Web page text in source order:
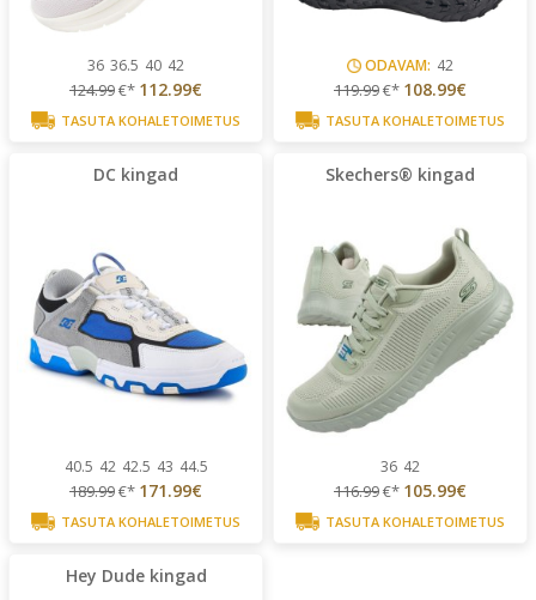
36 36.5 40 42
124.99€* 112.99€
TASUTA KOHALETOIMETUS
ODAVAM: 42
119.99€* 108.99€
TASUTA KOHALETOIMETUS
DC kingad
40.5 42 42.5 43 44.5
189.99€* 171.99€
TASUTA KOHALETOIMETUS
Skechers® kingad
36 42
116.99€* 105.99€
TASUTA KOHALETOIMETUS
Hey Dude kingad